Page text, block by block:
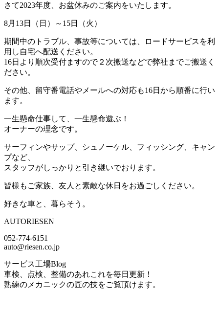
さて2023年度、お盆休みのご案内をいたします。
8月13日（日）～15日（火）
期間中のトラブル、事故等については、ロードサービスを利
用し自宅へ配送ください。
16日より順次受付ますので２次搬送などで弊社までご搬送く
ださい。
その他、留守番電話やメールへの対応も16日から順番に行い
ます。
一生懸命仕事して、一生懸命遊ぶ！
オーナーの理念です。
サーフィンやサップ、シュノーケル、フィッシング、キャン
プなど、
スタッフがしっかりと引き継いでおります。
皆様もご家族、友人と素敵な休日をお過ごしください。
好きな車と、暮らそう。
AUTORIESEN
052-774-6151
auto@riesen.co.jp
サービス工場Blog
車検、点検、整備のあれこれを毎日更新！
熟練のメカニックの匠の技をご覧頂けます。